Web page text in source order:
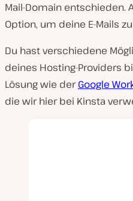
Mail-Domain entschieden.
Option, um deine E-Mails
Du hast verschiedene
deines Hosting-Providers
Lösung wie derGoogle
die wir hier bei Kinsta